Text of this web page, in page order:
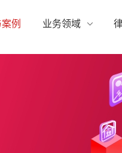
例 业务领域